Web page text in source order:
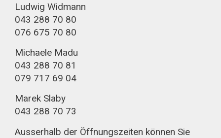
Ludwig Widmann
043 288 70 80
076 675 70 80
Michaele Madu
043 288 70 81
079 717 69 04
Marek Slaby
043 288 70 73
Ausserhalb der Öffnungszeiten können Sie